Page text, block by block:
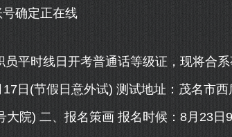
确定正在线
时线日开考普通话等级证，现将合系
日(节假日意外试) 测试地址：茂名市
大院) 二、报名策画 报名时候：8月23日